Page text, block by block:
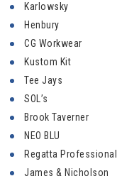
Karlowsky
Henbury
CG Workwear
Kustom Kit
Tee Jays
SOL’s
Brook Taverner
NEO BLU
Regatta Professional
James & Nicholson